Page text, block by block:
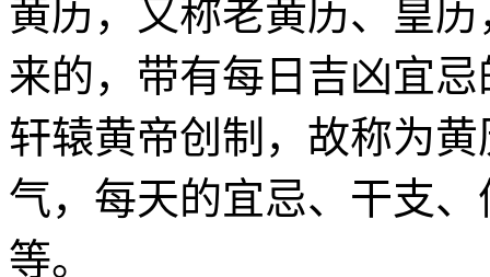
黄历，又称老黄历、皇
来的，带有每日吉凶宜
轩辕黄帝创制，故称为
气，每天的宜忌、干支
等。